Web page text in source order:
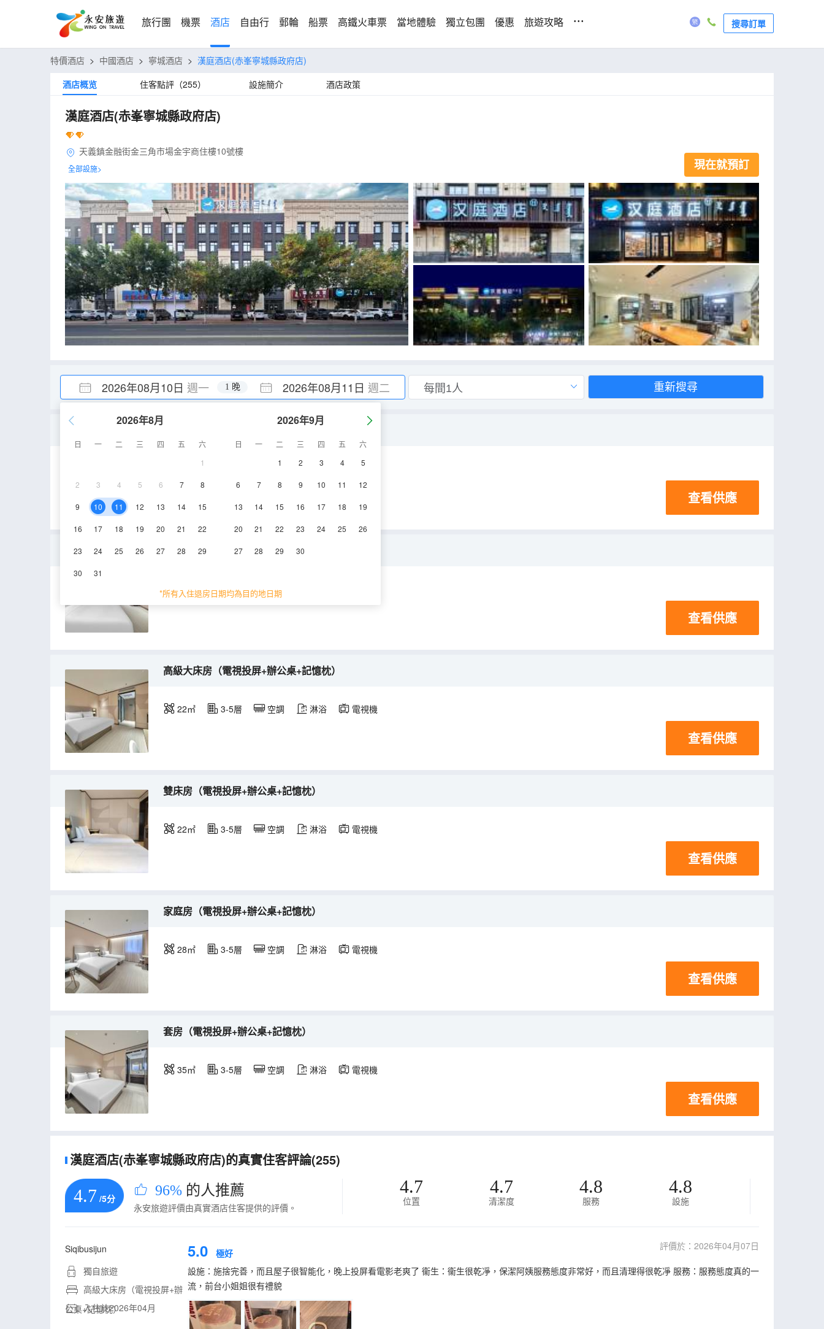
旅行團 機票 酒店 自由行 郵輪 船票 高鐵火車票 當地體驗 獨立包團 優惠 旅遊攻略 ... 搜尋訂單
特價酒店 > 中國酒店 > 寧城酒店 > 漢庭酒店(赤峯寧城縣政府店)
酒店概览
住客點評（255） 設施簡介 酒店政策
漢庭酒店(赤峯寧城縣政府店)
天義鎮金融街金三角市場金宇商住樓10號樓
全部設施> 現在就預訂
2026年08月10日 週一 2026年08月11日 週二
1 晚
2026年8月
日 一 二 三 四 五
六
1
2 3 4 5 6 7 8
9 10 11 12 13 14 15
16 17 18 19 20 21 22
23 24 25 26 27 28 29
30 31
2026年9月
日 一 二 三 四 五
六
1
2 3 4 5
6 7 8 9 10 11 12
13 14 15 16 17 18 19
20 21 22 23 24 25 26
27 28 29 30
*所有入住退房日期均為目的地日期
重新搜尋
大床房（電視投屏+辦公桌+記憶枕）
空調 淋浴 電視機
查看供應
家庭套房（電視投屏+辦公桌+記憶枕）
25㎡ 空調 淋浴
查看供應
高級大床房（電視投屏+辦公桌+記憶枕）
22㎡ 3-5層 空調 淋浴 電視機
查看供應
雙床房（電視投屏+辦公桌+記憶枕）
22㎡ 3-5層 空調 淋浴 電視機
查看供應
家庭房（電視投屏+辦公桌+記憶枕）
28㎡ 3-5層 空調 淋浴 電視機
查看供應
套房（電視投屏+辦公桌+記憶枕）
35㎡ 3-5層 空調 淋浴 電視機
查看供應
漢庭酒店(赤峯寧城縣政府店)的真實住客評論(255)
4.7 /5分 96% 的人推薦
永安旅遊評價由真實酒店住客提供的評價。
4.7
位置
4.7
清潔度
4.8
服務
4.8
設施
Siqibusijun
獨自旅遊
高級大床房（電視投屏+辦
公桌+記憶枕）
入住於2026年04月
5.0 極好
評價於：2026年04月07日
設施：施捨完善，而且屋子很智能化，晚上投屏看電影老爽了 衞生：衞生很乾凈，保潔阿姨服務態度非常好，而且清理得很乾凈 服務：服務態度真的一
流，前台小姐姐很有禮貌